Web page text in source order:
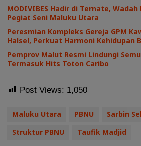
MODIVIBES Hadir di Ternate,
Pegiat Seni Maluku Utara
Peresmian Kompleks Gereja GPM
Halsel, Perkuat Harmoni Kehidupan
Pemprov Malut Resmi Lindungi
Termasuk Hits Toton Caribo
Post Views: 1,050
Maluku Utara PBNU
Sarbin
Struktur PBNU
Taufik Madjid